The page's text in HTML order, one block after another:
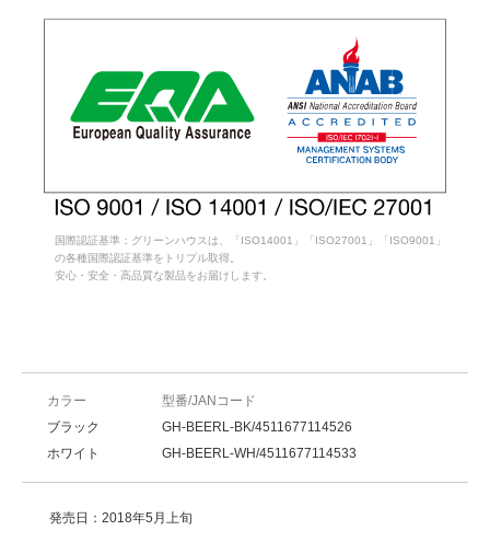
国際認証基準：グリーンハウスは、「ISO14001」「ISO27001」「ISO9001」
の各種国際認証基準をトリプル取得。
安心・安全・高品質な製品をお届けします。
カラー
型番/JANコード
ブラック
GH-BEERL-BK/4511677114526
ホワイト
GH-BEERL-WH/4511677114533
発売日：2018年5月上旬